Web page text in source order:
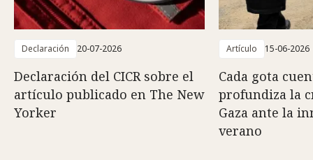
Declaración 20-07-2026
Declaración del CICR sobre el
artículo publicado en The New
Yorker
Artículo 15-06-2026
Cada gota
profundiza la
Gaza ante la
verano